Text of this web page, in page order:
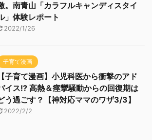
。南青山「カラフルキャンディスタイ
」体験レポート
2022/1/26
子育て漫画
【子育て漫画】小児科医から衝撃のアド
イス!? 高熱＆痙攣騒動からの回復期は
う過ごす？【神対応ママのワザ3/3】
2022/2/2